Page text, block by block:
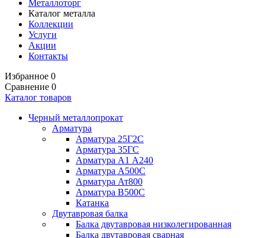
Металлоторг
Каталог металла
Коллекции
Услуги
Акции
Контакты
Избранное 0
Сравнение 0
Каталог товаров
Черный металлопрокат
Арматура
Арматура 25Г2С
Арматура 35ГС
Арматура А1 А240
Арматура А500С
Арматура Ат800
Арматура В500С
Катанка
Двутавровая балка
Балка двутавровая низколегированная
Балка двутавровая сварная